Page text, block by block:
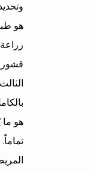
هو
هو ما